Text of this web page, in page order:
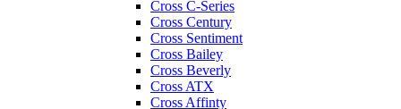
Cross C-Series
Cross Сentury
Cross Sentiment
Cross Bailey
Cross Beverly
Cross ATX
Cross Affinty